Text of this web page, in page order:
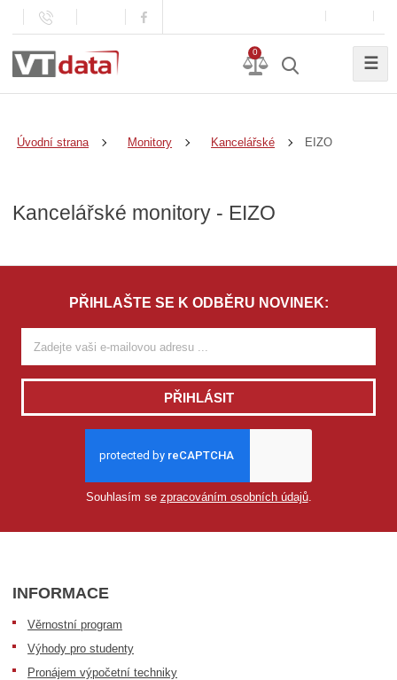
0
☰
Úvodní strana Monitory Kancelářské EIZO
Kancelářské monitory - EIZO
PŘIHLAŠTE SE K ODBĚRU NOVINEK:
PŘIHLÁSIT
Souhlasím se zpracováním osobních údajů.
INFORMACE
Věrnostní program
Výhody pro studenty
Pronájem výpočetní techniky